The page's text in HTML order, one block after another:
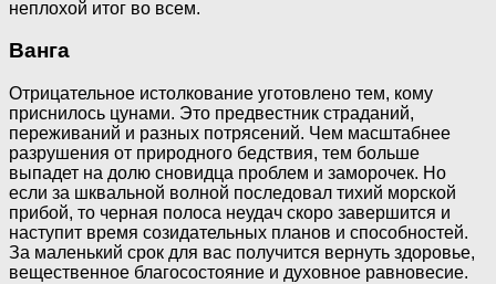
неплохой итог во всем.
Ванга
Отрицательное истолкование уготовлено тем, кому
приснилось цунами. Это предвестник страданий,
переживаний и разных потрясений. Чем масштабнее
разрушения от природного бедствия, тем больше
выпадет на долю сновидца проблем и заморочек. Но
если за шквальной волной последовал тихий морской
прибой, то черная полоса неудач скоро завершится и
наступит время созидательных планов и способностей.
За маленький срок для вас получится вернуть здоровье,
вещественное благосостояние и духовное равновесие.